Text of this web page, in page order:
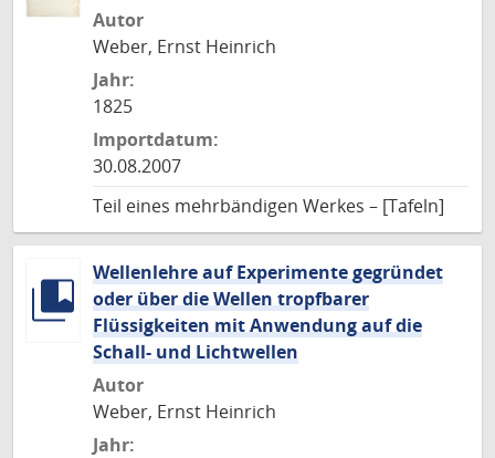
Autor
Weber, Ernst Heinrich
Jahr:
1825
Importdatum:
30.08.2007
Teil eines mehrbändigen Werkes – [Tafeln]
Wellenlehre auf Experimente gegründet
oder über die Wellen tropfbarer
Flüssigkeiten mit Anwendung auf die
Schall- und Lichtwellen
Autor
Weber, Ernst Heinrich
Jahr: